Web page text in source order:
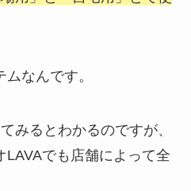
なんです。
みるとわかるのですが、
LAVAでも店舗によって全